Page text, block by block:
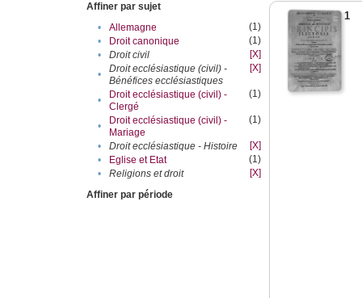
Affiner par sujet
•
Allemagne
(1)
•
Droit canonique
(1)
•
Droit civil
[X]
•
Droit ecclésiastique (civil) -
Bénéfices ecclésiastiques
[X]
•
Droit ecclésiastique (civil) -
Clergé
(1)
•
Droit ecclésiastique (civil) -
Mariage
(1)
• Droit ecclésiastique - Histoire
[X]
•
Eglise et Etat
(1)
•
Religions et droit
[X]
Affiner par période
1